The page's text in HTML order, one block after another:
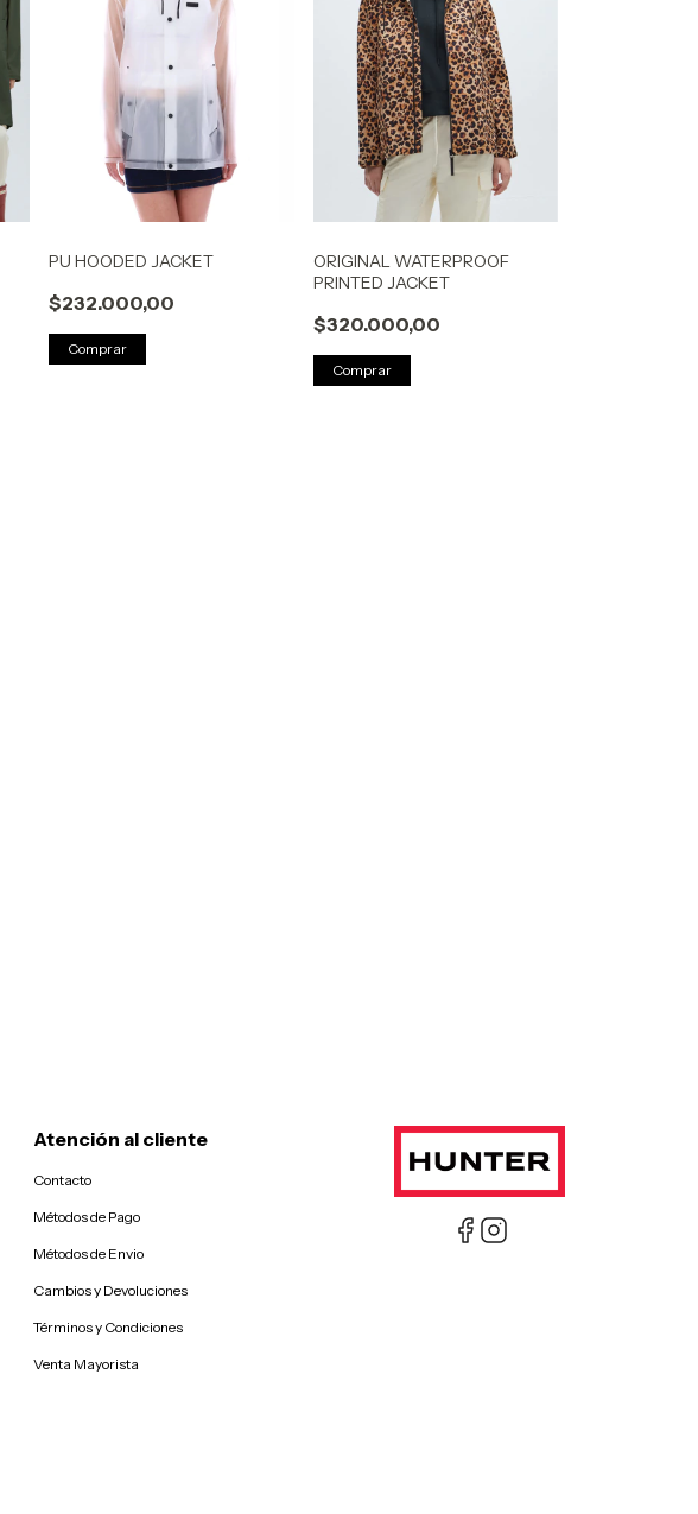
PU HOODED JACKET
$232.000,00
Comprar
ORIGINAL WATERPROOF
PRINTED JACKET
$320.000,00
Comprar
Atención al cliente
Contacto
Métodos de Pago
Métodos de Envio
Cambios y Devoluciones
Términos y Condiciones
Venta Mayorista